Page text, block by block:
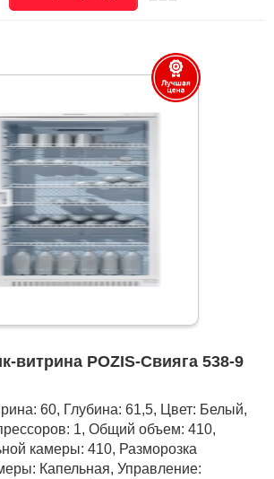
витрина POZIS-Свияга 538-9
60, Глубина: 61,5, Цвет: Белый,
1, Общий объем: 410,
камеры: 410, Разморозка
Капельная, Управление: